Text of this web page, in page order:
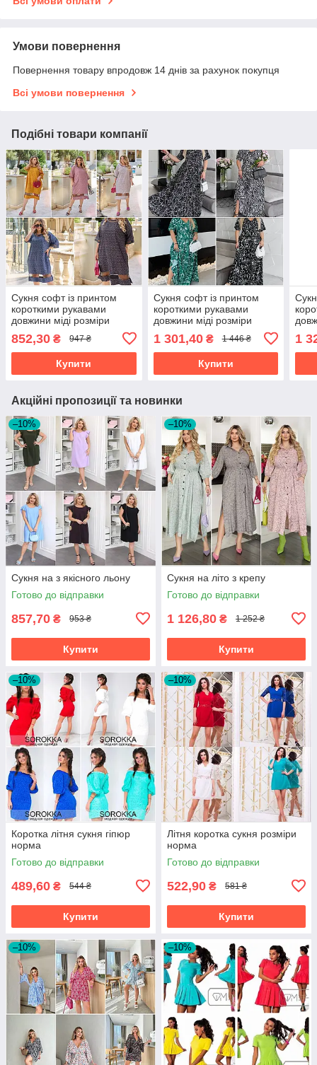
Умови повернення
Повернення товару впродовж 14 днів за рахунок покупця
Всі умови повернення
Подібні товари компанії
Сукня софт із принтом
короткими рукавами
довжини міді розміри
852,30 ₴ 947 ₴
Купити
Сукня софт із принтом
короткими рукавами
довжини міді розміри
1 301,40₴ 1 446 ₴
Купити
1
Акційні пропозиції та новинки
–10%
Сукня на з якісного льону
Готово до відправки
857,70 ₴ 953 ₴
Купити
–10%
Сукня на літо з крепу
Готово до відправки
1 126,80 ₴ 1 252 ₴
Купити
–10%
Коротка літня сукня гіпюр
норма
Готово до відправки
489,60 ₴ 544 ₴
Купити
–10%
Літня коротка сукня розміри
норма
Готово до відправки
522,90 ₴ 581 ₴
Купити
–10% –10%